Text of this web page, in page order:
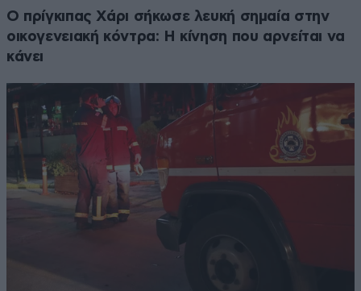
Ο πρίγκιπας Χάρι σήκωσε λευκή σημαία στην
οικογενειακή κόντρα: Η κίνηση που αρνείται να
κάνει